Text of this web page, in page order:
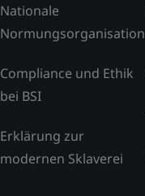
Nationale
Normungsorganisation
Compliance und Ethik
bei BSI
Erklärung zur
modernen Sklaverei